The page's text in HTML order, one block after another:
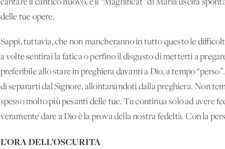
cantare il cantico nuovo, e il “Magnificat” di Maria uscirà
delle tue opere.
Sappi, tuttavia, che non mancheranno in tutto questo le
a volte sentirai la fatica o perfino il disgusto di metterti a
preferibile allo stare in preghiera davanti a Dio, a tempo
di separarti dal Signore, allontanandoti dalla preghiera. Non
spesso molto più pesanti delle tue. Tu continua solo ad avere
veramente dare a Dio è la prova della nostra fedeltà. Con la
L’ORA DELL’OSCURITA